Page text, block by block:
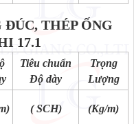
THÉP ỐNG
17.1
Tiêu chuẩn
Độ dày
Trọng
Lượng
( SCH) (Kg/m)